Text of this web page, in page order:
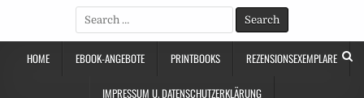
Search
for:
HOME EBOOK-ANGEBOTE PRINTBOOKS REZENSIONSEXEMPLARE
IMPRESSUM U. DATENSCHUTZERKLÄRUNG